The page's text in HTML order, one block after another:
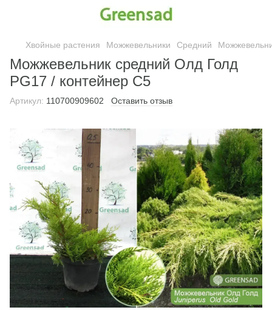
Хвойные растения Можжевельники Средний
Можжевельник средний Олд Голд
PG17 / контейнер C5
Артикул: 110700909602 Оставить отзыв